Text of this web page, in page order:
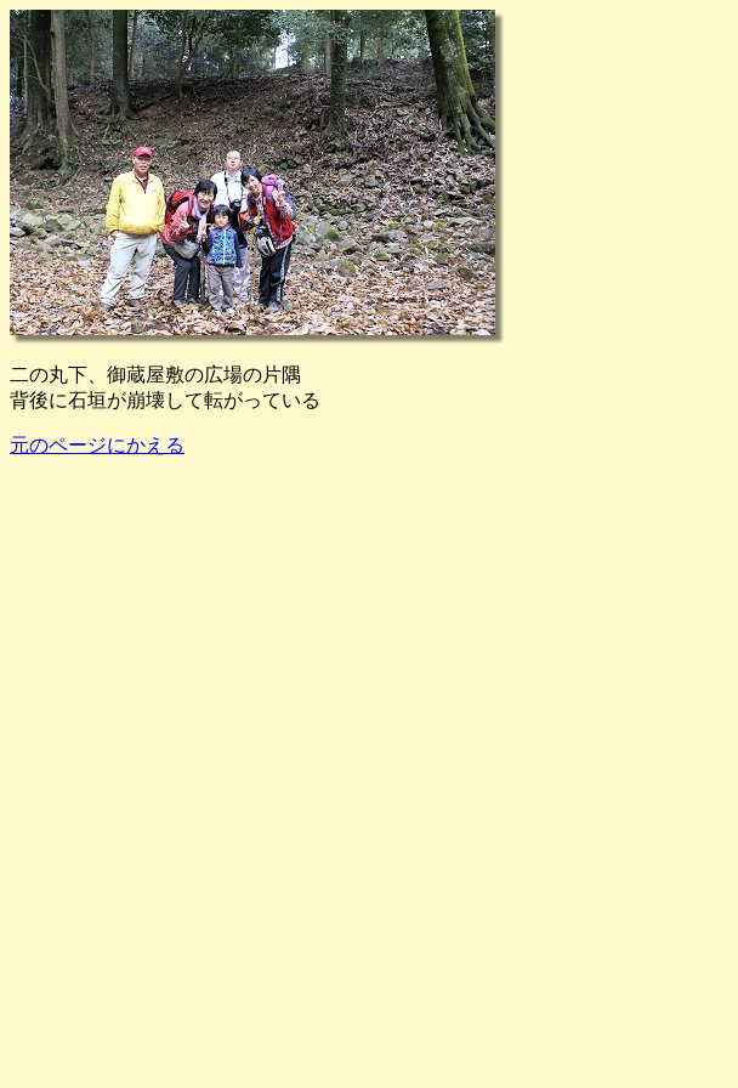
二の丸下、御蔵屋敷の広場の片隅
背後に石垣が崩壊して転がっている
元のページにかえる